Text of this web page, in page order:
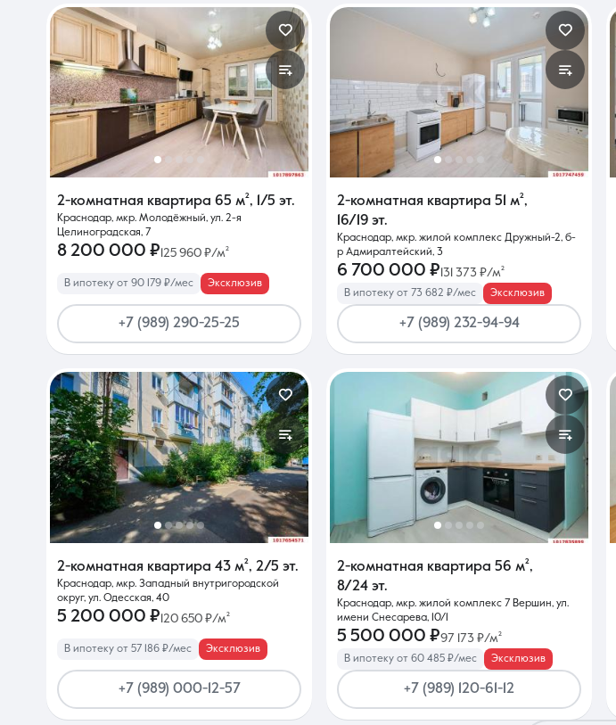
2-комнатная квартира 65 м², 1/5 эт.
Краснодар, мкр. Молодёжный, ул. 2-я
Целиноградская, 7
8 200 000 ₽ 125 960 ₽/м²
В ипотеку от 90 179 ₽/мес Эксклюзив
+7 (989) 290-25-25
2-комнатная квартира 51 м²,
16/19 эт.
Краснодар, мкр. жилой комплекс Дружный-2, б-
р Адмиралтейский, 3
6 700 000 ₽ 131 373 ₽/м²
В ипотеку от 73 682 ₽/мес Эксклюзив
+7 (989) 232-94-94
2-комнатная квартира 43 м², 2/5 эт.
Краснодар, мкр. Западный внутригородской
округ, ул. Одесская, 40
5 200 000 ₽120 650 ₽/м²
В ипотеку от 57 186 ₽/мес Эксклюзив
+7 (989) 000-12-57
2-комнатная квартира 56 м²,
8/24 эт.
Краснодар, мкр. жилой комплекс 7 Вершин, ул.
имени Снесарева, 10/1
5 500 000 ₽97 173 ₽/м²
В ипотеку от 60 485 ₽/мес Эксклюзив
+7 (989) 120-61-12